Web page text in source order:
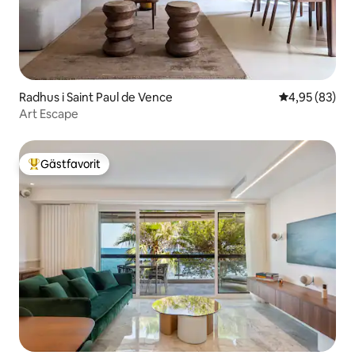
Radhus i Saint Paul de Vence 4,95 av 5 i
4,95 (83)
Art Escape
Populär gästfavorit
Gästfavorit